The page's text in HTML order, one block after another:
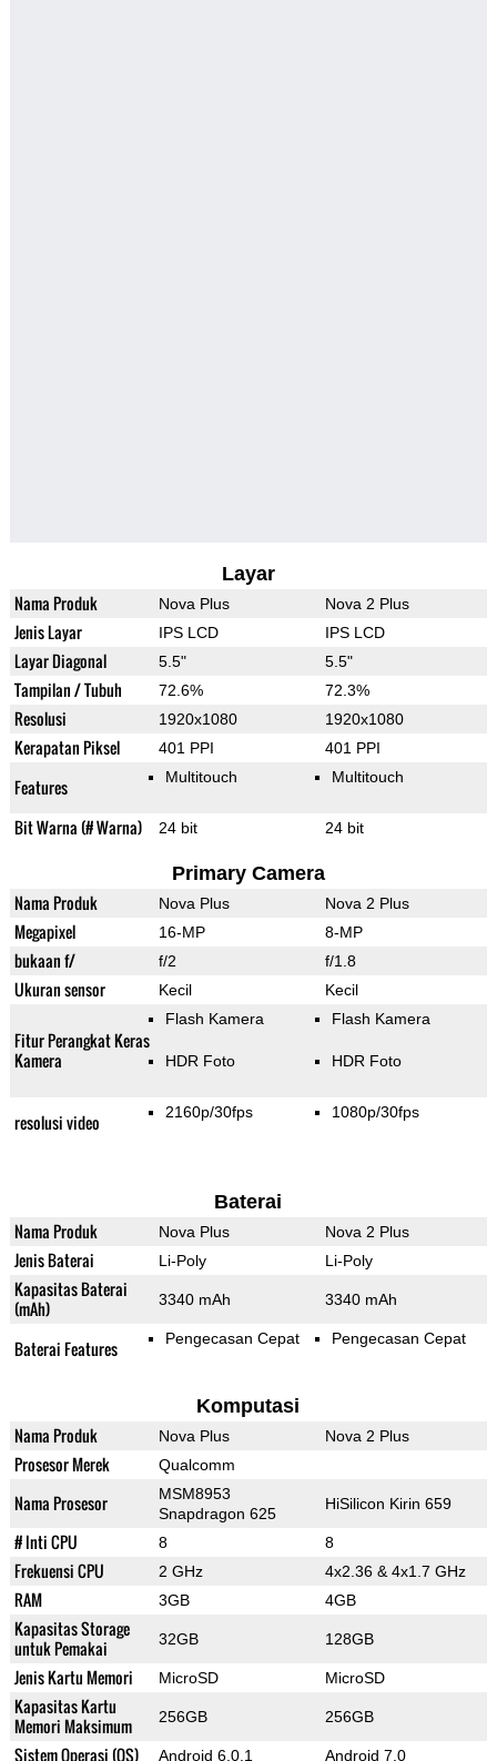
Layar
Nama Produk Nova Plus Nova 2 Plus
Jenis Layar IPS LCD IPS LCD
Layar Diagonal 5.5" 5.5"
Tampilan / Tubuh 72.6% 72.3%
Resolusi 1920x1080 1920x1080
Kerapatan Piksel 401 PPI 401 PPI
Features Multitouch Multitouch
Bit Warna (# Warna) 24 bit 24 bit
Primary Camera
Nama Produk Nova Plus Nova 2 Plus
Megapixel 16-MP 8-MP
bukaan f/ f/2 f/1.8
Ukuran sensor Kecil Kecil
Fitur Perangkat Keras
Kamera
Flash Kamera
HDR Foto
Flash Kamera
HDR Foto
resolusi video 2160p/30fps 1080p/30fps
Baterai
Nama Produk Nova Plus Nova 2 Plus
Jenis Baterai Li-Poly Li-Poly
Kapasitas Baterai
(mAh)
3340 mAh 3340 mAh
Baterai Features Pengecasan Cepat Pengecasan Cepat
Komputasi
Nama Produk Nova Plus Nova 2 Plus
Prosesor Merek Qualcomm
Nama Prosesor
MSM8953
Snapdragon 625
HiSilicon Kirin 659
# Inti CPU 8 8
Frekuensi CPU 2 GHz 4x2.36 & 4x1.7 GHz
RAM 3GB 4GB
Kapasitas Storage
untuk Pemakai
32GB 128GB
Jenis Kartu Memori MicroSD MicroSD
Kapasitas Kartu
Memori Maksimum
256GB 256GB
Sistem Operasi (OS) Android 6.0.1 Android 7.0